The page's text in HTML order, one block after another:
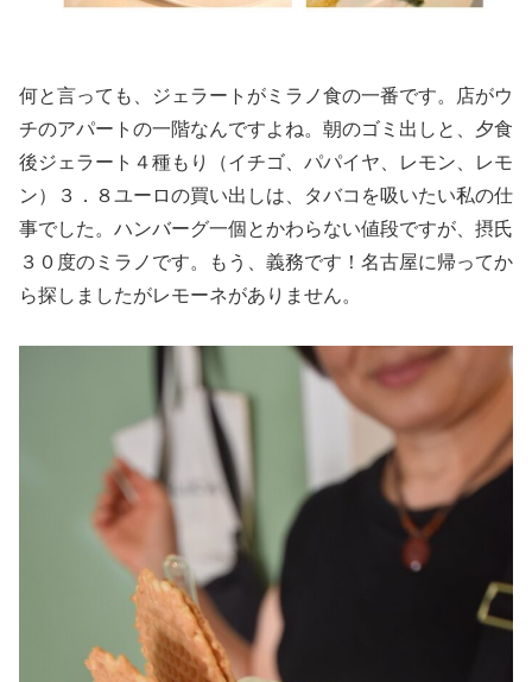
何と言っても、ジェラートがミラノ食の一番です。店がウ
チのアパートの一階なんですよね。朝のゴミ出しと、夕食
後ジェラート４種もり（イチゴ、パパイヤ、レモン、レモ
ン）３．８ユーロの買い出しは、タバコを吸いたい私の仕
事でした。ハンバーグ一個とかわらない値段ですが、摂氏
３０度のミラノです。もう、義務です！名古屋に帰ってか
ら探しましたがレモーネがありません。